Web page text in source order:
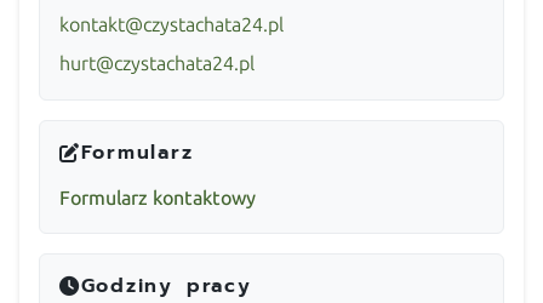
kontakt@czystachata24.pl
hurt@czystachata24.pl
Formularz
Formularz kontaktowy
Godziny pracy